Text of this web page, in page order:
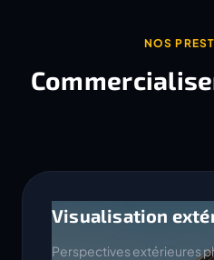
NOS
Visualisation
Perspectives extérieures